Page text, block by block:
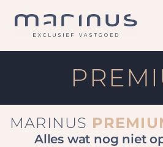
naar
MARINUS
Alles wat nog niet